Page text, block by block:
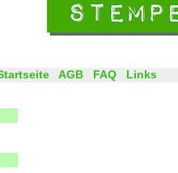
AGB FAQ Links